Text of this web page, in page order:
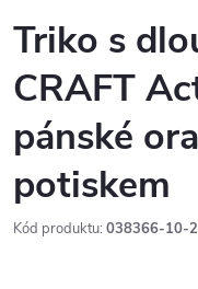
Triko s
CRAFT
pánské
potiskem
Kód produktu: 038366-10-